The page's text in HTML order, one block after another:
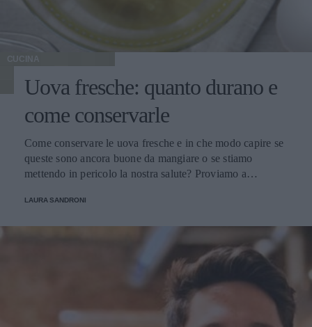
CUCINA
Uova fresche: quanto durano e
come conservarle
Come conservare le uova fresche e in che modo capire se
queste sono ancora buone da mangiare o se stiamo
mettendo in pericolo la nostra salute? Proviamo a
LAURA SANDRONI